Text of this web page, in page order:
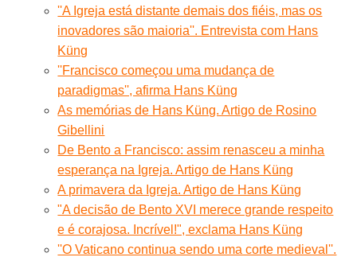
''A Igreja está distante demais dos fiéis, mas os
inovadores são maioria''. Entrevista com Hans
Küng
''Francisco começou uma mudança de
paradigmas'', afirma Hans Küng
As memórias de Hans Küng. Artigo de Rosino
Gibellini
De Bento a Francisco: assim renasceu a minha
esperança na Igreja. Artigo de Hans Küng
A primavera da Igreja. Artigo de Hans Küng
"A decisão de Bento XVI merece grande respeito
e é corajosa. Incrível!", exclama Hans Küng
''O Vaticano continua sendo uma corte medieval''.